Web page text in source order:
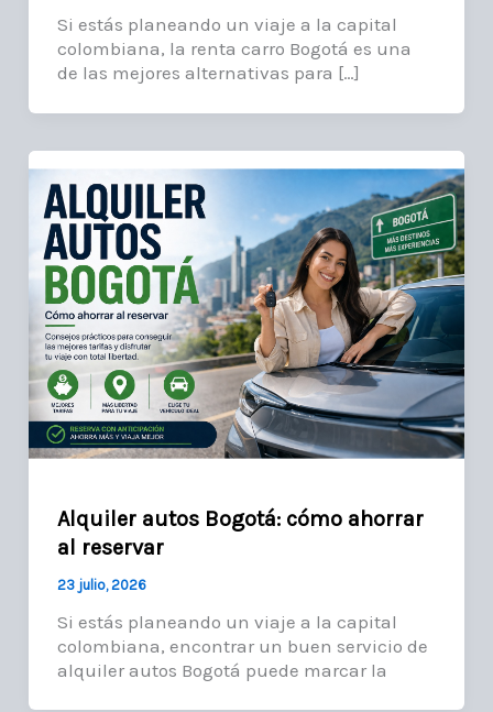
Si estás planeando un viaje a la capital
colombiana, la renta carro Bogotá es una
de las mejores alternativas para […]
Alquiler autos Bogotá: cómo ahorrar
al reservar
23 julio, 2026
Si estás planeando un viaje a la capital
colombiana, encontrar un buen servicio de
alquiler autos Bogotá puede marcar la